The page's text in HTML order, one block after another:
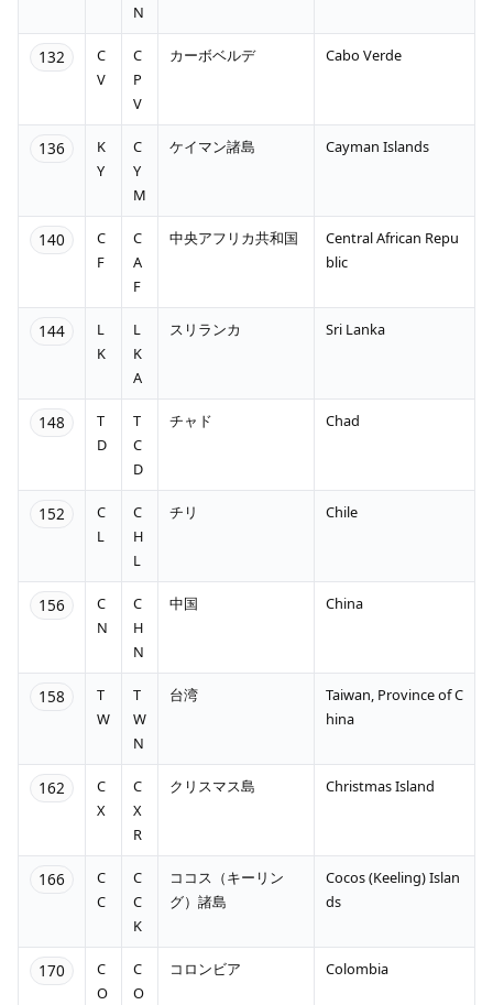
N
132
C
V
C
P
V
カーボベルデ Cabo Verde
136
K
Y
C
Y
M
ケイマン諸島 Cayman Islands
140
C
F
C
A
F
中央アフリカ共和国
Central African Repu
blic
144
L
K
L
K
A
スリランカ Sri Lanka
148
T
D
T
C
D
チャド Chad
152
C
L
C
H
L
チリ Chile
156
C
N
C
H
N
中国 China
158
T
W
T
W
N
台湾
Taiwan, Province of C
hina
162
C
X
C
X
R
クリスマス島 Christmas Island
166
C
C
C
C
K
ココス（キーリン
グ）諸島
Cocos (Keeling) Islan
ds
170
C
O
C
O
コロンビア Colombia